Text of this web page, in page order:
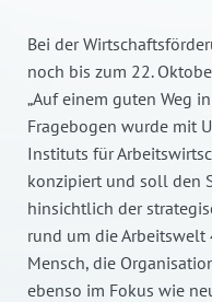
Bei der
noch bis zum 22.
„Auf einem guten Weg
Fragebogen wurde mit
Instituts für
konzipiert und soll den
hinsichtlich der
rund um die Arbeitswelt
Mensch, die
ebenso im Fokus wie